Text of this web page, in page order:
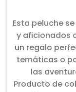
Esta peluche
y aficionados
un regalo
temáticas o
las
Producto de